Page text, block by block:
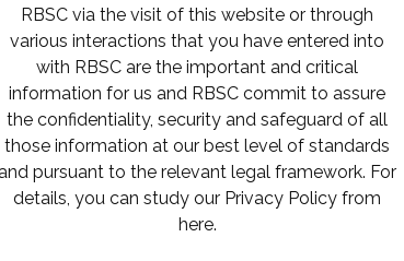
RBSC via the visit of this website or through
various interactions that you have entered into
with RBSC are the important and critical
information for us and RBSC commit to assure
the confidentiality, security and safeguard of all
those information at our best level of standards
pursuant to the relevant legal framework. For
details, you can study our Privacy Policy from
here.